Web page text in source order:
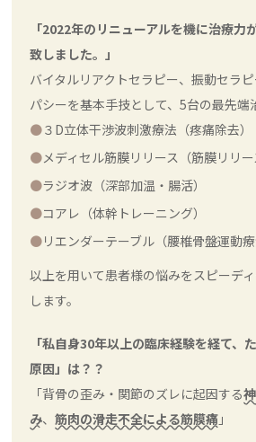
「2022年のリニューアルを機に治療力
致しました。」
バイタルリアクトセラピー、振動セラ
パシーを基本手技として、5台の最先端
３D立体干渉波刺激療法（疼痛除去）
メディセル筋膜リリース（筋膜リリー
ラジオ波（深部加温・腸活）
コアレ（体幹トレーニング）
リエンダーテーブル（腰椎骨盤運動療
以上を用いて患者様の悩みをスピーデ
します。
「私自身30年以上の臨床経験を経て、
原因」は？？
「背骨の歪み・関節のズレに起因する
み、筋肉の滑走不全による筋膜痛 」